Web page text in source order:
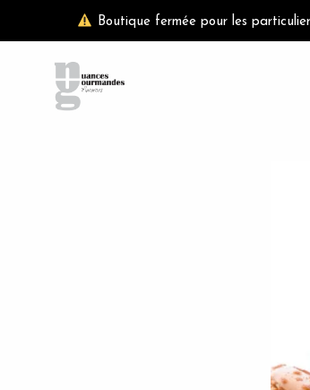
au
Boutique fermée pour les